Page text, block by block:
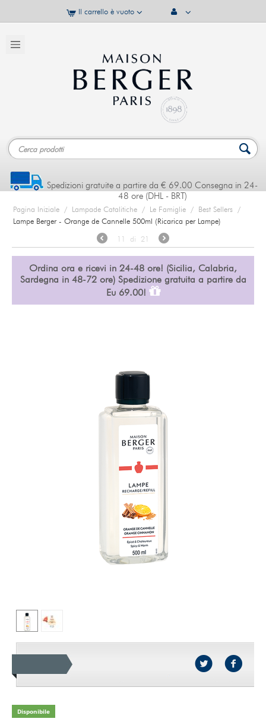
Il carrello è vuoto
Spedizioni gratuite a partire da € 69.00 Consegna in 24-
48 ore (DHL - BRT)
Pagina Iniziale / Lampade Catalitiche / Le Famiglie / Best Sellers /
Lampe Berger - Orange de Cannelle 500ml (Ricarica per Lampe)
11
di 21
Ordina ora e ricevi in 24-48 ore! (Sicilia, Calabria,
Sardegna in 48-72 ore) Spedizione gratuita a partire da
Eu 69.00!
Disponibile